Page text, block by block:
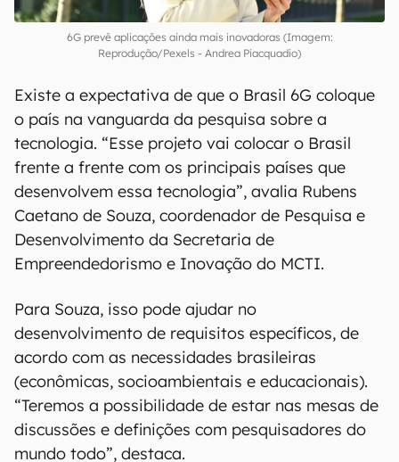
6G prevê aplicações ainda mais inovadoras (Imagem:
Reprodução/Pexels - Andrea Piacquadio)
Existe a expectativa de que o Brasil 6G coloque
o país na vanguarda da pesquisa sobre a
tecnologia. “Esse projeto vai colocar o Brasil
frente a frente com os principais países que
desenvolvem essa tecnologia”, avalia Rubens
Caetano de Souza, coordenador de Pesquisa e
Desenvolvimento da Secretaria de
Empreendedorismo e Inovação do MCTI.
Para Souza, isso pode ajudar no
desenvolvimento de requisitos específicos, de
acordo com as necessidades brasileiras
(econômicas, socioambientais e educacionais).
“Teremos a possibilidade de estar nas mesas de
discussões e definições com pesquisadores do
mundo todo”, destaca.